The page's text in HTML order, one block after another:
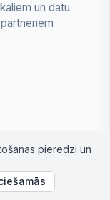
un datu
partneriem
salīdzinājumi
pieredzi un